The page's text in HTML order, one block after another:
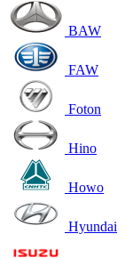
BAW
FAW
Foton
Hino
Howo
Hyundai